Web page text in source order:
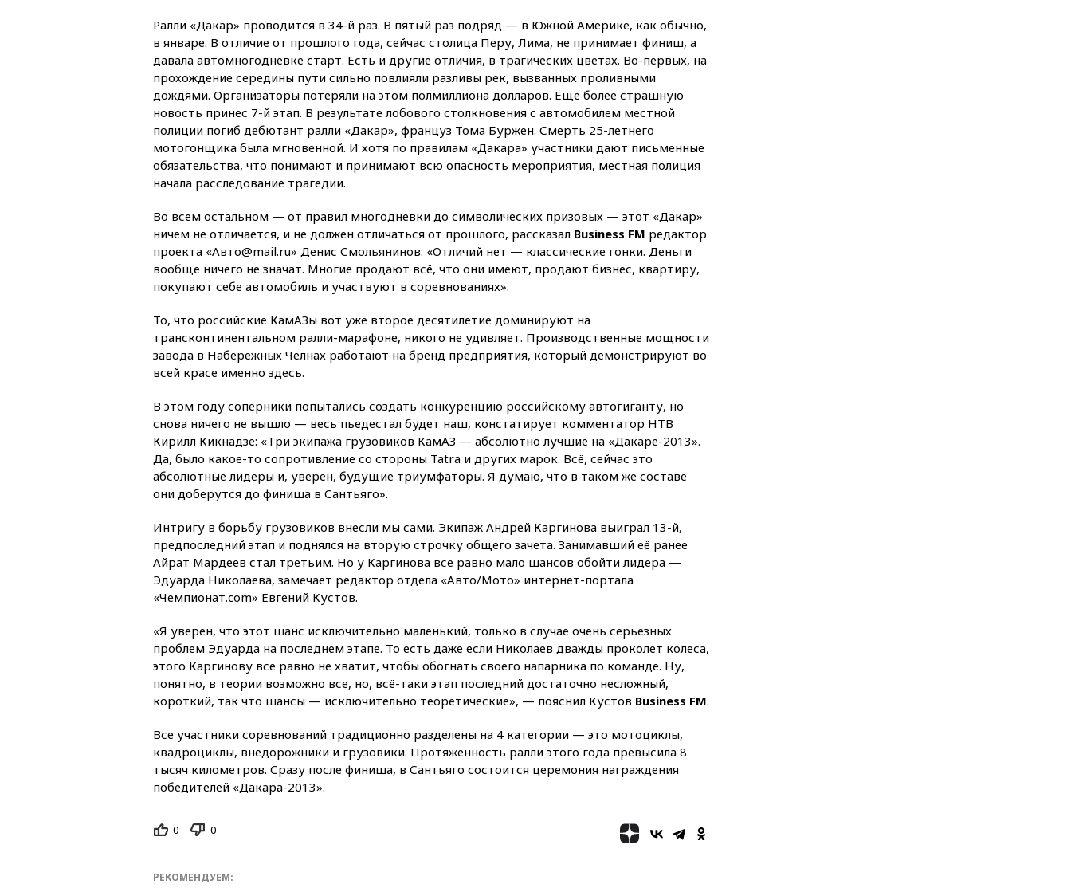
онлайн-продаже алкоголя
20:45 Матвиенко: россиянам
могут рекомендовать не
посещать Армению
20:35ПВО за день сбила еще
281 украинский беспилотник
над Россией
20:27 Ямпольская призвала
оптимизировать олимпиады
Минтранс предложил
оплачивать защиту дорог от
БПЛА из средств на ремонт
Зеленский 8 августа
посетит Сербию с
19:58В Госдуму будет внесен
законопроект об отмене ЕГЭ
19:50Аэропорты Сочи и
19:35 WP: Трамп призвал
доноров-республиканцев
поддержать Вэнса на выборах
2028 года
19:20 Число ломбардов в РФ
19:15Жуковский и аэропорт
Геленджика возобновили
работу
19:00Путин уточнил порядок
18:50 Euractiv: восток
Финляндии приходит в упадок
без российских туристов
18:35 В Жуковском и
аэропорту Геленджика
18:21
Зюганов присоединился
к критике «Яблока»
Совет мира выбрал
Ралли «Дакар» проводится в 34-й раз. В пятый раз подряд — в Южной Америке, как обычно,
в январе. В отличие от прошлого года, сейчас столица Перу, Лима, не принимает финиш, а
давала автомногодневке старт. Есть и другие отличия, в трагических цветах. Во-первых, на
прохождение середины пути сильно повлияли разливы рек, вызванных проливными
дождями. Организаторы потеряли на этом полмиллиона долларов. Еще более страшную
новость принес 7-й этап. В результате лобового столкновения с автомобилем местной
полиции погиб дебютант ралли «Дакар», француз Тома Буржен. Смерть 25-летнего
мотогонщика была мгновенной. И хотя по правилам «Дакара» участники дают письменные
обязательства, что понимают и принимают всю опасность мероприятия, местная полиция
начала расследование трагедии.
Во всем остальном — от правил многодневки до символических призовых — этот «Дакар»
ничем не отличается, и не должен отличаться от прошлого, рассказал Business FM редактор
проекта «Авто@mail.ru» Денис Смольянинов: «Отличий нет — классические гонки. Деньги
вообще ничего не значат. Многие продают всё, что они имеют, продают бизнес, квартиру,
покупают себе автомобиль и участвуют в соревнованиях».
То, что российские КамАЗы вот уже второе десятилетие доминируют на
трансконтинентальном ралли-марафоне, никого не удивляет. Производственные мощности
завода в Набережных Челнах работают на бренд предприятия, который демонстрируют во
всей красе именно здесь.
В этом году соперники попытались создать конкуренцию российскому автогиганту, но
снова ничего не вышло — весь пьедестал будет наш, констатирует комментатор НТВ
Кирилл Кикнадзе: «Три экипажа грузовиков КамАЗ — абсолютно лучшие на «Дакаре-2013».
Да, было какое-то сопротивление со стороны Tatra и других марок. Всё, сейчас это
абсолютные лидеры и, уверен, будущие триумфаторы. Я думаю, что в таком же составе
они доберутся до финиша в Сантьяго».
Интригу в борьбу грузовиков внесли мы сами. Экипаж Андрей Каргинова выиграл 13-й,
предпоследний этап и поднялся на вторую строчку общего зачета. Занимавший её ранее
Айрат Мардеев стал третьим. Но у Каргинова все равно мало шансов обойти лидера —
Эдуарда Николаева, замечает редактор отдела «Авто/Мото» интернет-портала
«Чемпионат.com» Евгений Кустов.
«Я уверен, что этот шанс исключительно маленький, только в случае очень серьезных
проблем Эдуарда на последнем этапе. То есть даже если Николаев дважды проколет колеса,
этого Каргинову все равно не хватит, чтобы обогнать своего напарника по команде. Ну,
понятно, в теории возможно все, но, всё-таки этап последний достаточно несложный,
короткий, так что шансы — исключительно теоретические», — пояснил Кустов Business FM.
Все участники соревнований традиционно разделены на 4 категории — это мотоциклы,
квадроциклы, внедорожники и грузовики. Протяженность ралли этого года превысила 8
тысяч километров. Сразу после финиша, в Сантьяго состоится церемония награждения
победителей «Дакара-2013».
0 0
РЕКОМЕНДУЕМ: